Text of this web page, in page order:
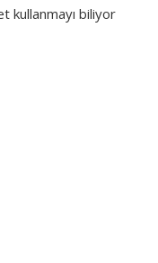
kullanmayı biliyor